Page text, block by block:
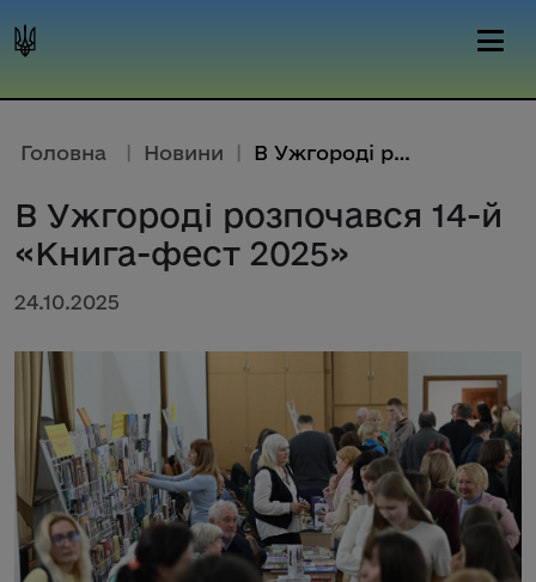
Головна | Новини | В Ужгороді розпочався 14-й «Кн...
В Ужгороді розпочався 14-й
«Книга-фест 2025»
24.10.2025